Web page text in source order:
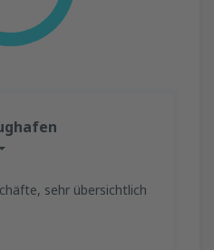
sehr übersichtlich